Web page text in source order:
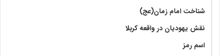
شناخت امام زمان(عج)
نقش یهودیان در واقعه کربلا
اسم رمز